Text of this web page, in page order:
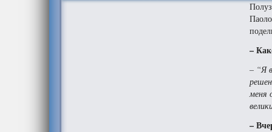
–
– “Я
меня
–